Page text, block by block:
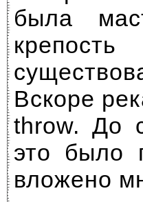
была
Вскоре
throw. До
это было
вложено